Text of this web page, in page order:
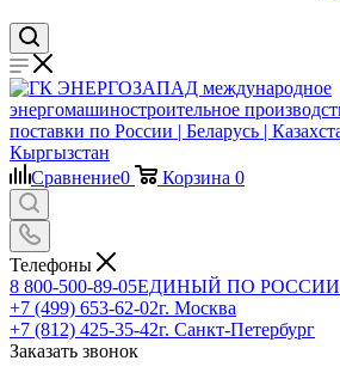
Сравнение0 Корзина 0
Телефоны
8 800-500-89-05ЕДИНЫЙ ПО РОССИИ
+7 (499) 653-62-02г. Москва
+7 (812) 425-35-42г. Санкт-Петербург
Заказать звонок